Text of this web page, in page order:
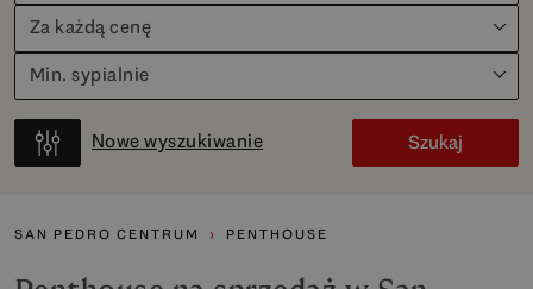
Za każdą cenę
Min. sypialnie
Nowe wyszukiwanie Szukaj
SAN PEDRO CENTRUM PENTHOUSE